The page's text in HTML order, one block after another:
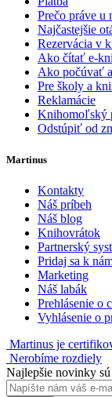
Prečo práve u
Najčastejšie
Rezervácia v
Ako čítať e-
Ako počúvať
Pre školy a
Reklamácie
Knihomoľský
Odstúpiť od
Martinus
Kontakty
Náš príbeh
Náš blog
Knihovrátok
Partnerský
Pridaj sa k
Marketing
Náš labák
Prehlásenie o
Vyhlásenie o
Martinus je
Nerobíme rozdiely
Najlepšie novinky